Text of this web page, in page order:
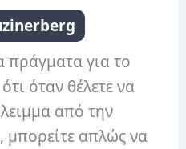
πράγματα για το
όταν θέλετε να
από την
μπορείτε απλώς να